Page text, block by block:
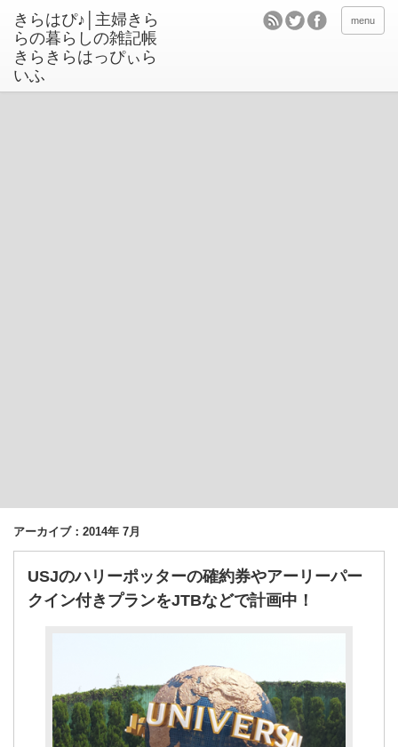
きらはぴ♪│主婦きら
らの暮らしの雑記帳
きらきらはっぴぃら
いふ
menu
アーカイブ：2014年 7月
USJのハリーポッターの確約券やアーリーパー
クイン付きプランをJTBなどで計画中！